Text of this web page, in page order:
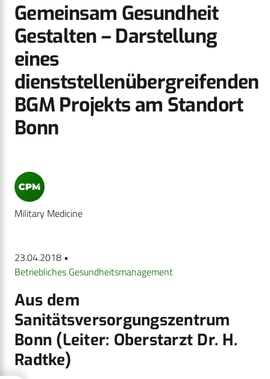
Gemeinsam Gesundheit
Gestalten – Dar­stellung
eines
dienststellenübergreifenden
BGM Projekts am Standort
Bonn
Military Medicine
23.04.2018 •
Betriebliches Gesundheitsmanagement
Aus dem
Sanitätsversorgungszentrum
Bonn (Leiter: Oberstarzt Dr. H.
Radtke)